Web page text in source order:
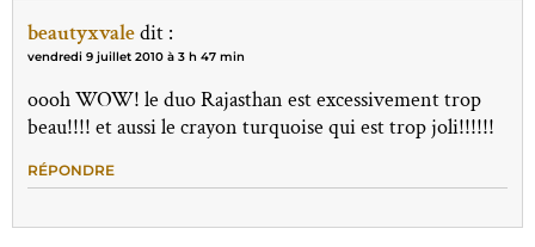
beautyxvaledit :
vendredi 9 juillet 2010 à 3 h 47 min
oooh WOW! le duo Rajasthan est excessivement trop
beau!!!! et aussi le crayon turquoise qui est trop joli!!!!!!
RÉPONDRE